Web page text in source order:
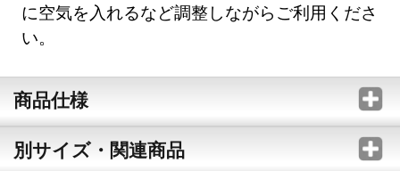
に空気を入れるなど調整しながらご利用くださ
い。
商品仕様
別サイズ・関連商品